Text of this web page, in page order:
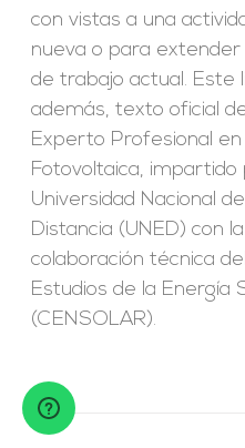
con vistas a una
nueva o para extender
de trabajo actual. Este
además, texto oficial
Experto Profesional en
Fotovoltaica, impartido
Universidad Nacional
Distancia (UNED) con la
colaboración técnica
Estudios de la Energía
(CENSOLAR).